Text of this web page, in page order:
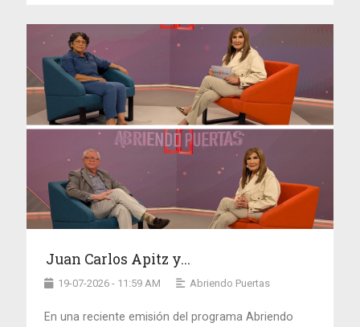
Juan Carlos Apitz y...
19-07-2026 - 11:59 AM Abriendo Puertas
En una reciente emisión del programa Abriendo